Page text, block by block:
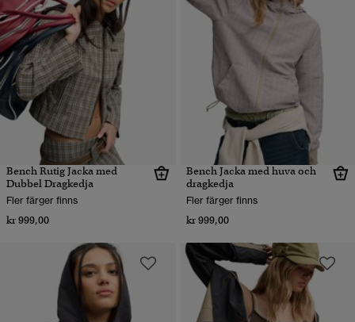
Bench Rutig Jacka med
Dubbel Dragkedja
Fler färger finns
kr 999,00
Bench Jacka med huva och
dragkedja
Fler färger finns
kr 999,00